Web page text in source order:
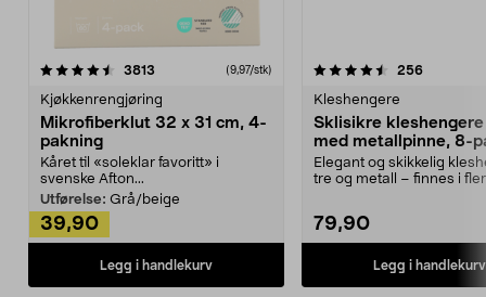
3813 anmeldelser(9,97/stk)
Kjøkkenrengjøring
Mikrofiberklut 32 x 31 cm, 4-
pakning
Kåret til «soleklar favoritt» i
svenske Afton...
Utførelse: Grå/beige
39,90
Legg i handlekurv
4.5av 5 stjerner 256
Kleshengere
Sklisikre
med metallpinne, 8-
Elegant og skikkelig
tre og metall – finnes i
79,90
Legg i handlekurv
4.5av 5 stjerner